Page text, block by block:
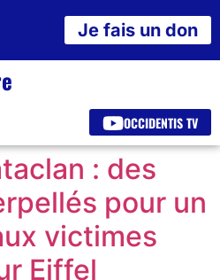
Je fais un don
OCCIDENTIS TV
: des
pour un
victimes
Eiffel